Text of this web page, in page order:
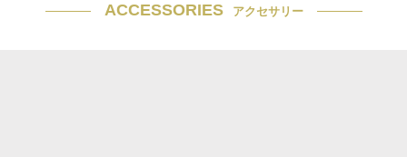
ACCESSORIES アクセサリー